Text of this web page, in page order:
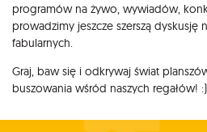
programów na żywo, wywiadów,
prowadzimy jeszcze szerszą dyskusję
fabularnych.
Graj, baw się i odkrywaj świat
buszowania wśród naszych regałów! :)